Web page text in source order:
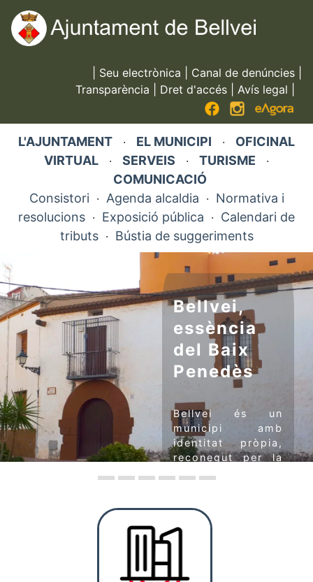
Vés
al
contingut
Seu electrònica Canal de denúncies
Transparència
Dret d'accés Avís legal
L'AJUNTAMENT · EL MUNICIPI · OFICINAL
VIRTUAL · SERVEIS · TURISME ·
COMUNICACIÓ
Consistori · Agenda alcaldia · Normativa i
resolucions · Exposició pública · Calendari de
tributs· Bústia de suggeriments
Bellvei,
essència
del Baix
Penedès
Bellvei és un
municipi amb
identitat pròpia,
reconegut per la
emblemàtiques
gorres de cop.
pintoresc,